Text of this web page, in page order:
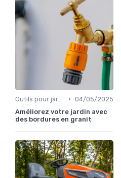
Outils pour jardins floraux • 04/05/2025
Améliorez votre jardin avec
des bordures en granit